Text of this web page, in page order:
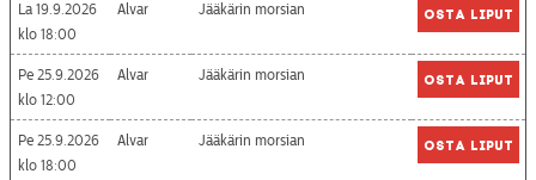
La 19.9.2026
18:00
Alvar Jääkärin morsian Osta liput
Pe 25.9.2026
12:00
Alvar Jääkärin morsian Osta liput
Pe 25.9.2026
18:00
Alvar Jääkärin morsian Osta liput